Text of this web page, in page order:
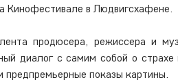
Кинофестивале в Людвигсхафене.
продюсера, режиссера и
диалог с самим собой о
предпремьерные показы картины.